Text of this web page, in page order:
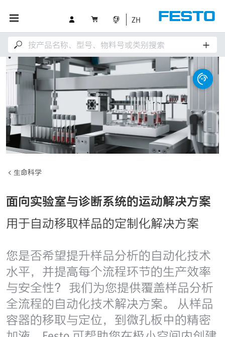
ZH
生命科学
面向实验室与诊断系统的运动解决方案
用于自动移取样品的定制化解决方案
您是否希望提升样品分析的自动化技术
水平，并提高每个流程环节的生产效率
与安全性？ 我们为您提供覆盖样品分析
全流程的自动化技术解决方案。 从样品
容器的移取与定位，到微孔板中的精密